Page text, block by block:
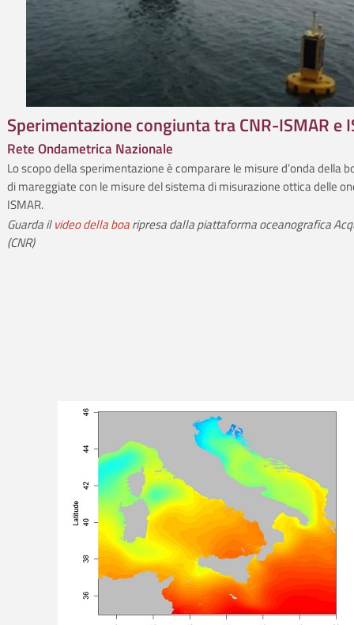
Sperimentazione congiunta tra CNR-ISMAR e
Rete Ondametrica Nazionale
Lo scopo della sperimentazione è comparare le misure d’onda della
di mareggiate con le misure del sistema di misurazione ottica delle
ISMAR.
Guarda ilvideo della boaripresa dalla piattaforma oceanografica
(CNR)